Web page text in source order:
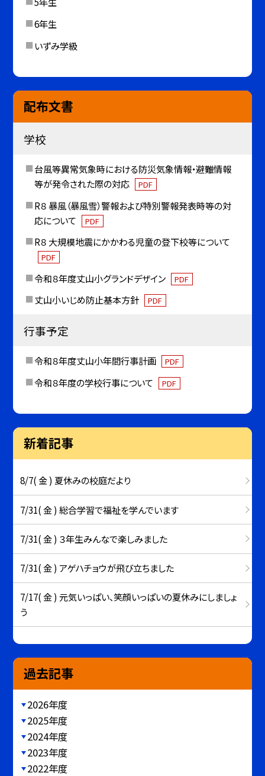
6年生
いずみ学級
配布文書
学校
台風等異常気象時における防災気象情報・避難情報
等が発令された際の対応
PDF
R８ 暴風（暴風雪）警報および特別警報発表時等の対
応について
PDF
R８ 大規模地震にかかわる児童の登下校等について
PDF
令和８年度丈山小グランドデザイン PDF
丈山小いじめ防止基本方針 PDF
行事予定
令和８年度丈山小年間行事計画 PDF
令和８年度の学校行事について PDF
新着記事
8/7( 金 ) 夏休みの校庭だより
7/31( 金 ) 総合学習で福祉を学んでいます
7/31( 金 ) ３年生みんなで楽しみました
7/31( 金 ) アゲハチョウが飛び立ちました
7/17( 金 ) 元気いっぱい、笑顔いっぱいの夏休みにしましょ
う
過去記事
2026年度
2025年度
2024年度
2023年度
2022年度